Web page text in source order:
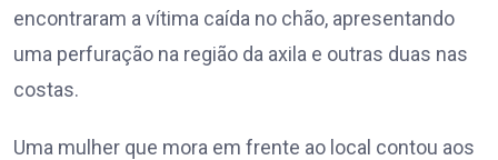
encontraram a vítima caída no chão, apresentando
uma perfuração na região da axila e outras duas nas
costas.
Uma mulher que mora em frente ao local contou aos